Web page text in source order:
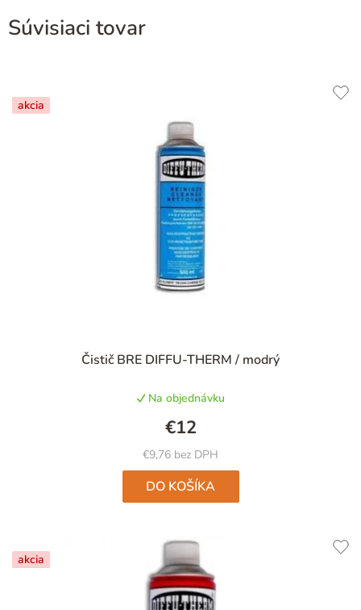
Súvisiaci tovar
akcia
Čistič BRE DIFFU-THERM / modrý
Na objednávku
€9,76 bez DPH
€12
DO KOŠÍKA
akcia